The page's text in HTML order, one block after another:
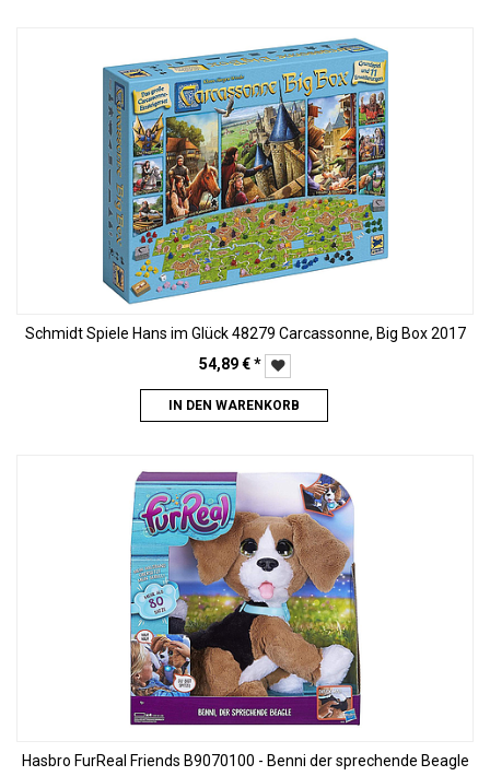
Schmidt Spiele Hans im Glück 48279 Carcassonne, Big Box 2017
54,89€*
IN DEN WARENKORB
Hasbro FurReal Friends B9070100 - Benni der sprechende Beagle